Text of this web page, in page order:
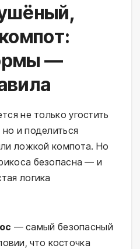
—
не только угостить
и поделиться
ложкой компота. Но
безопасна — и
логика
— самый безопасный
что косточка